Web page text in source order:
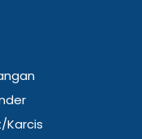
Karcis